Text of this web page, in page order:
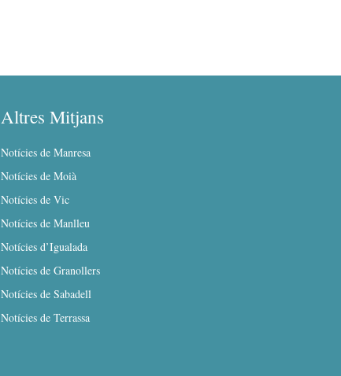
Altres Mitjans
Notícies de Manresa
Notícies de Moià
Notícies de Vic
Notícies de Manlleu
Notícies d’Igualada
Notícies de Granollers
Notícies de Sabadell
Notícies de Terrassa